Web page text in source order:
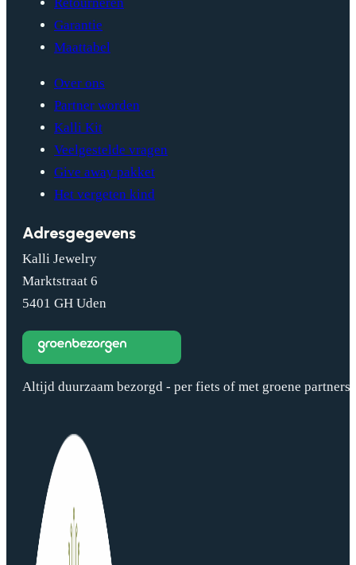
Retourneren
Garantie
Maattabel
Over ons
Partner worden
Kalli Kit
Veelgestelde vragen
Give away pakket
Het vergeten kind
Adresgegevens
Kalli Jewelry
Marktstraat 6
5401 GH Uden
Altijd duurzaam bezorgd - per fiets of met groene partners